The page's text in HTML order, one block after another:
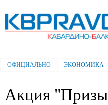
Электронная газета
Балкарская правда"
Главное меню
ОФИЦИАЛЬНО ЭКОНОМИКА
Акция